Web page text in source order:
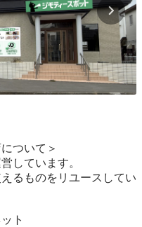
ついて＞
しています。
るものをリユースしてい
ト